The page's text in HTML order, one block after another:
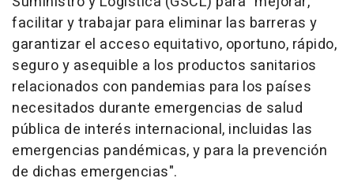
facilitar y trabajar para eliminar las barreras y
garantizar el acceso equitativo, oportuno, rápido,
seguro y asequible a los productos sanitarios
relacionados con pandemias para los países
necesitados durante emergencias de salud
pública de interés internacional, incluidas las
emergencias pandémicas, y para la prevención
de dichas emergencias".